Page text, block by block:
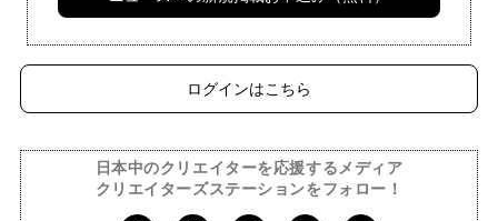
ログインはこちら
日本中のクリエイターを応援するメディア
クリエイターズステーションをフォロー！